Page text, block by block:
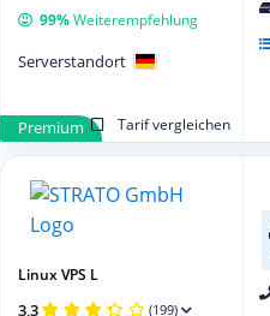
Premium Tarif vergleichen
99%Weiterempfehlung
Serverstandort
Linux VPS L
3,3 (199)